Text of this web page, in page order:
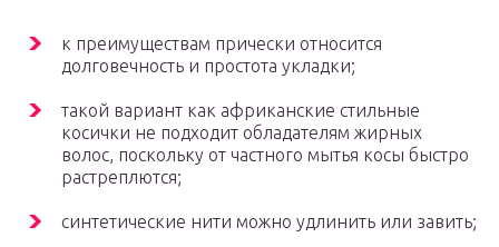
к преимуществам прически относится
долговечность и простота укладки;
такой вариант как африканские стильные
косички не подходит обладателям жирных
волос, поскольку от частного мытья косы быстро
растреплются;
синтетические нити можно удлинить или завить;